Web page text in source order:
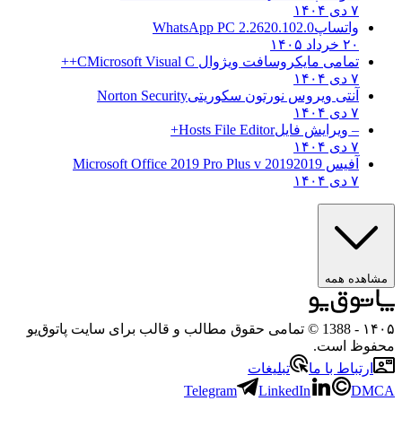
۷ دی ۱۴۰۴
واتساپWhatsApp PC 2.2620.102.0
۲۰ خرداد ۱۴۰۵
تمامی مایکروسافت ویژوال C Microsoft Visual C++
۷ دی ۱۴۰۴
آنتی ویروس نورتون سکوریتیNorton Security
۷ دی ۱۴۰۴
– ویرایش فایلHosts File Editor+
۷ دی ۱۴۰۴
آفیس 2019 2019 Microsoft Office 2019 Pro Plus v
۷ دی ۱۴۰۴
مشاهده همه
۱۴۰۵
- 1388 © تمامی حقوق مطالب و قالب برای سایت پاتوق‌یو
محفوظ است.
ارتباط با ما
تبلیغات
Telegram
LinkedIn DMCA